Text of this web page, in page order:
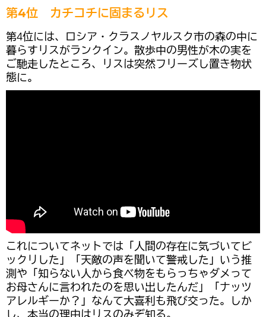
第4位 カチコチに固まるリス
第4位には、ロシア・クラスノヤルスク市の森の中に
暮らすリスがランクイン。散歩中の男性が木の実を
ご馳走したところ、リスは突然フリーズし置き物状
態に。
これについてネットでは「人間の存在に気づいてビ
ックリした」「天敵の声を聞いて警戒した」いう推
測や「知らない人から食べ物をもらっちゃダメって
お母さんに言われたのを思い出したんだ」「ナッツ
アレルギーか？」なんて大喜利も飛び交った。しか
し、本当の理由はリスのみぞ知る。